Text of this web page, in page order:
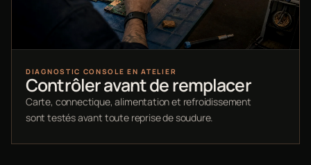
DIAGNOSTIC CONSOLE EN ATELIER
Contrôler avant de remplacer
Carte, connectique, alimentation et refroidissement
sont testés avant toute reprise de soudure.